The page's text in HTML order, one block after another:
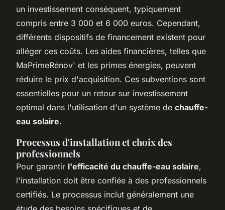
un investissement conséquent, typiquement
compris entre 3 000 et 6 000 euros. Cependant,
différents dispositifs de financement existent pour
alléger ces coûts. Les aides financières, telles que
MaPrimeRénov' et les primes énergies, peuvent
réduire le prix d'acquisition. Ces subventions sont
essentielles pour un retour sur investissement
optimal dans l'utilisation d'un système de chauffe-
eau solaire.
Processus d'installation et choix des
professionnels
Pour garantir l'efficacité du chauffe-eau solaire,
l'installation doit être confiée à des professionnels
certifiés. Le processus inclut généralement une